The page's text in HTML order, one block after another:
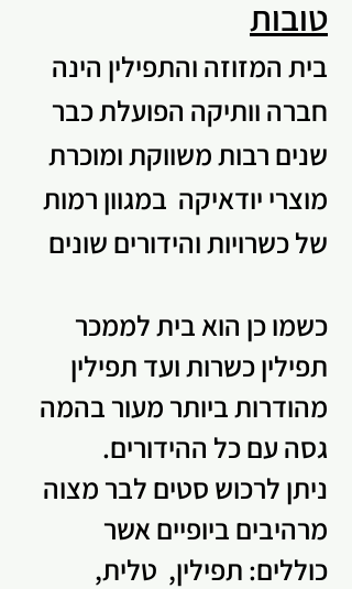
טובות
בית המזוזה והתפילין הינה
חברה וותיקה הפועלת כבר
שנים רבות משווקת ומוכרת
מוצרי יודאיקה במגוון רמות
של כשרויות והידורים שונים
כשמו כן הוא בית לממכר
תפילין כשרות ועד תפילין
מהודרות ביותר מעור בהמה
גסה עם כל ההידורים.
ניתן לרכוש סטים לבר מצוה
מרהיבים ביופיים אשר
כוללים: תפילין, טלית,